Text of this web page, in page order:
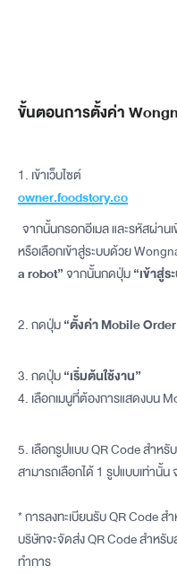
ขั้นตอนการตั้งค่า
1. เข้าเว็บไซต์
owner.foodstory.co
จากนั้นกรอกอีเมล และรหัสผ่าน
หรือเลือกเข้าสู่ระบบด้วย
a robot”จากนั้นกดปุ่ม“เข้าสู่ร
2. กดปุ่ม“ตั้งค่า Mobile
3. กดปุ่ม“เริ่มต้นใช้งาน”
4. เลือกเมนูที่ต้องการแสดงบน
5. เลือกรูปแบบ QR Code สำห
สามารถเลือกได้ 1 รูปแบบเท่านั้
* การลงทะเบียนรับ QR Code ส
บริษัทจะจัดส่ง QR Code สำหรั
ทำการ